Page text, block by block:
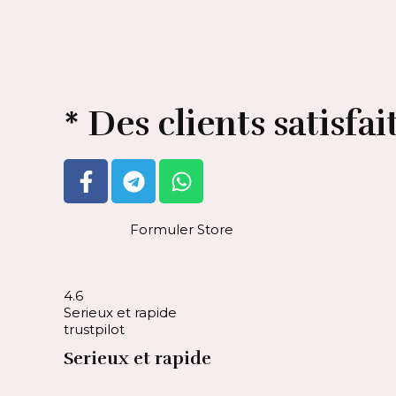
* Des clients
Formuler Store
4.6
Serieux et rapide
trustpilot
Serieux et rapide